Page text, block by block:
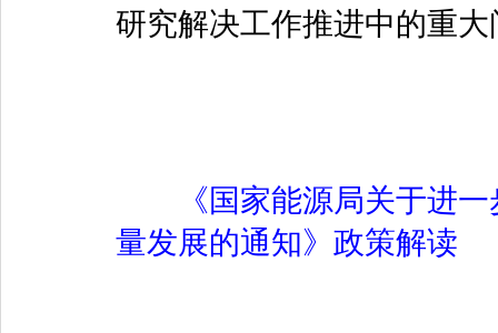
研究解决工作推进中的重大
《国家能源局关于进
量发展的通知》政策解读